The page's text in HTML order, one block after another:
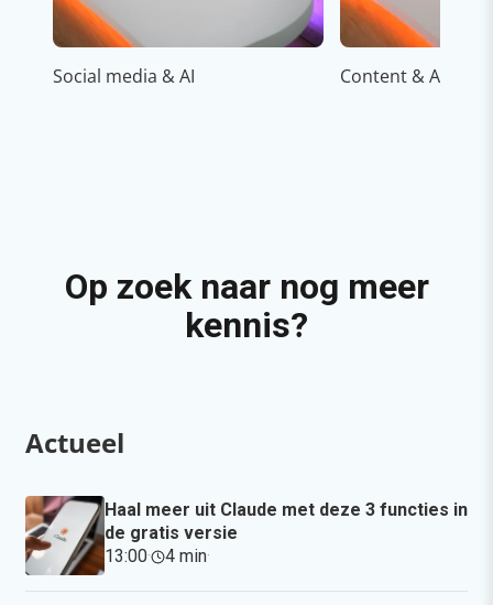
Social media & AI Content & AI
Op zoek naar nog meer
kennis?
Actueel
Haal meer uit Claude met deze 3 functies in
de gratis versie
13:00· 4 min·